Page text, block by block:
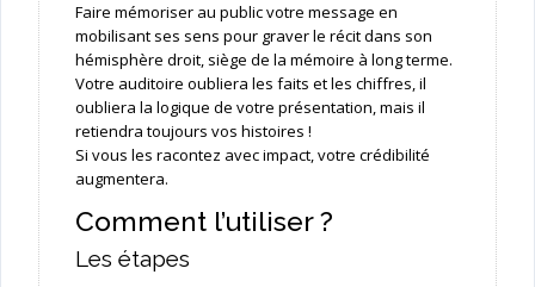
Faire mémoriser au public votre message en
mobilisant ses sens pour graver le récit dans son
hémisphère droit, siège de la mémoire à long terme.
Votre auditoire oubliera les faits et les chiffres, il
oubliera la logique de votre présentation, mais il
retiendra toujours vos histoires !
Si vous les racontez avec impact, votre crédibilité
augmentera.
Comment l’utiliser ?
Les étapes